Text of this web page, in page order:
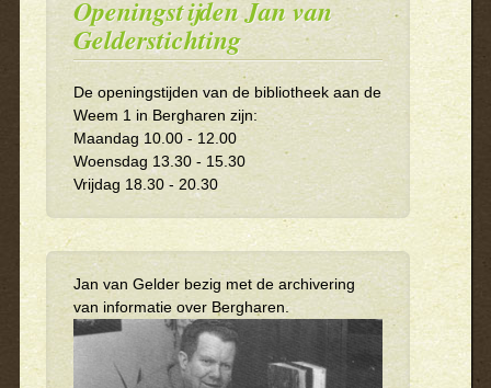
Openingstijden Jan van
Gelderstichting
De openingstijden van de bibliotheek aan de
Weem 1 in Bergharen zijn:
Maandag 10.00 - 12.00
Woensdag 13.30 - 15.30
Vrijdag 18.30 - 20.30
Jan van Gelder bezig met de archivering
van informatie over Bergharen.